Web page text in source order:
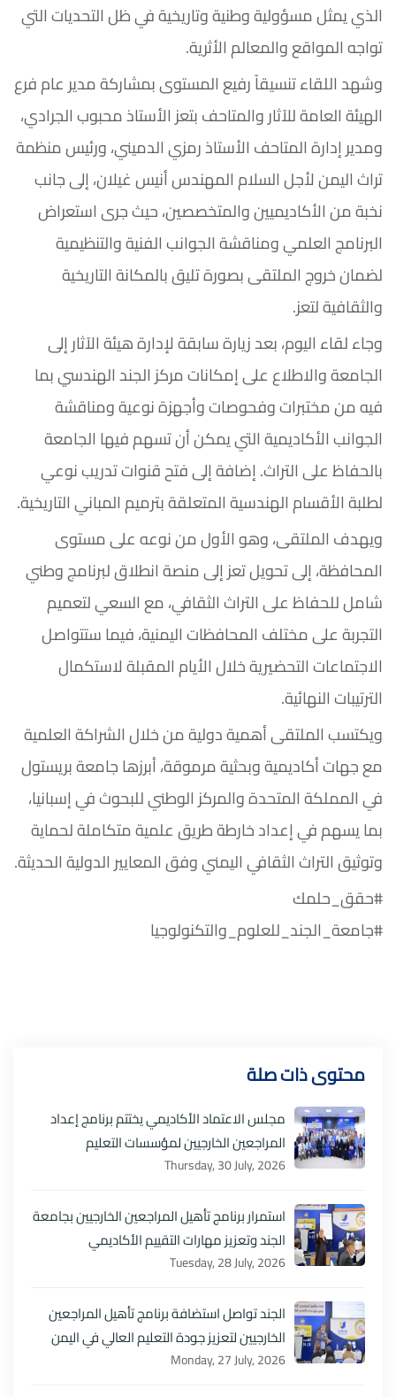
الذي يمثل مسؤولية وطنية وتاريخية في ظل التحديات التي
تواجه المواقع والمعالم الأثرية.
وشهد اللقاء تنسيقاً رفيع المستوى بمشاركة مدير عام فرع
الهيئة العامة للآثار والمتاحف بتعز الأستاذ محبوب الجرادي،
ومدير إدارة المتاحف الأستاذ رمزي الدميني، ورئيس منظمة
تراث اليمن لأجل السلام المهندس أنيس غيلان، إلى جانب
نخبة من الأكاديميين والمتخصصين، حيث جرى استعراض
البرنامج العلمي ومناقشة الجوانب الفنية والتنظيمية
لضمان خروج الملتقى بصورة تليق بالمكانة التاريخية
والثقافية لتعز.
وجاء لقاء اليوم، بعد زيارة سابقة لإدارة هيئة الآثار إلى
الجامعة والاطلاع على إمكانات مركز الجند الهندسي بما
فيه من مختبرات وفحوصات وأجهزة نوعية ومناقشة
الجوانب الأكاديمية التي يمكن أن تسهم فيها الجامعة
بالحفاظ على التراث. إضافة إلى فتح قنوات تدريب نوعي
لطلبة الأقسام الهندسية المتعلقة بترميم المباني التاريخية.
ويهدف الملتقى، وهو الأول من نوعه على مستوى
المحافظة، إلى تحويل تعز إلى منصة انطلاق لبرنامج وطني
شامل للحفاظ على التراث الثقافي، مع السعي لتعميم
التجربة على مختلف المحافظات اليمنية، فيما ستتواصل
الاجتماعات التحضيرية خلال الأيام المقبلة لاستكمال
الترتيبات النهائية.
ويكتسب الملتقى أهمية دولية من خلال الشراكة العلمية
مع جهات أكاديمية وبحثية مرموقة، أبرزها جامعة بريستول
في المملكة المتحدة والمركز الوطني للبحوث في إسبانيا،
بما يسهم في إعداد خارطة طريق علمية متكاملة لحماية
وتوثيق التراث الثقافي اليمني وفق المعايير الدولية الحديثة.
#حقق_حلمك
#جامعة_الجند_للعلوم_والتكنولوجيا
محتوى ذات صلة
مجلس الاعتماد الأكاديمي يختتم برنامج إعداد
المراجعين الخارجيين لمؤسسات التعليم
Thursday, 30 July, 2026
استمرار برنامج تأهيل المراجعين الخارجيين بجامعة
الجند وتعزيز مهارات التقييم الأكاديمي
Tuesday, 28 July, 2026
الجند تواصل استضافة برنامج تأهيل المراجعين
الخارجيين لتعزيز جودة التعليم العالي في اليمن
Monday, 27 July, 2026